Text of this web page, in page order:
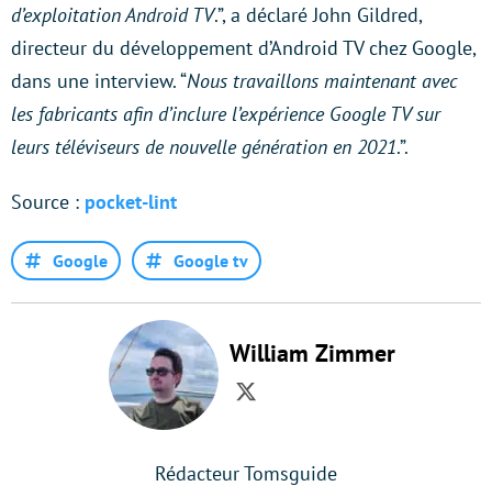
d’exploitation Android TV.”, a déclaré John Gildred,
directeur du développement d’Android TV chez Google,
dans une interview. “Nous travaillons maintenant avec
les fabricants afin d’inclure l’expérience Google TV sur
leurs téléviseurs de nouvelle génération en 2021.”.
Source : pocket-lint
Google Google tv
William Zimmer
Twitter
Rédacteur Tomsguide